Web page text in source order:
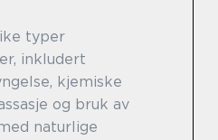
typer
inkludert
kjemiske
og bruk av
naturlige